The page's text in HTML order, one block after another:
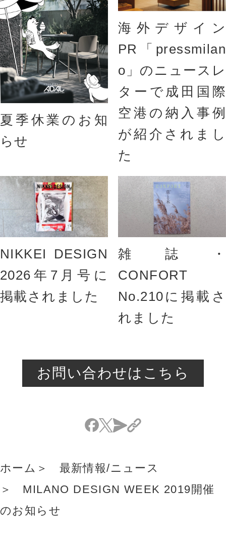
夏季休業のお知
らせ
海外デザイン
PR「pressmilan
o」のニュースレ
ターで成田国際
空港の納入事例
が紹介されまし
た
NIKKEI DESIGN
2026年7月号に
掲載されました
雑誌・
CONFORT
No.210に掲載さ
れました
お問い合わせはこちら
ホーム
最新情報/ニュース
MILANO DESIGN WEEK 2019開催
のお知らせ